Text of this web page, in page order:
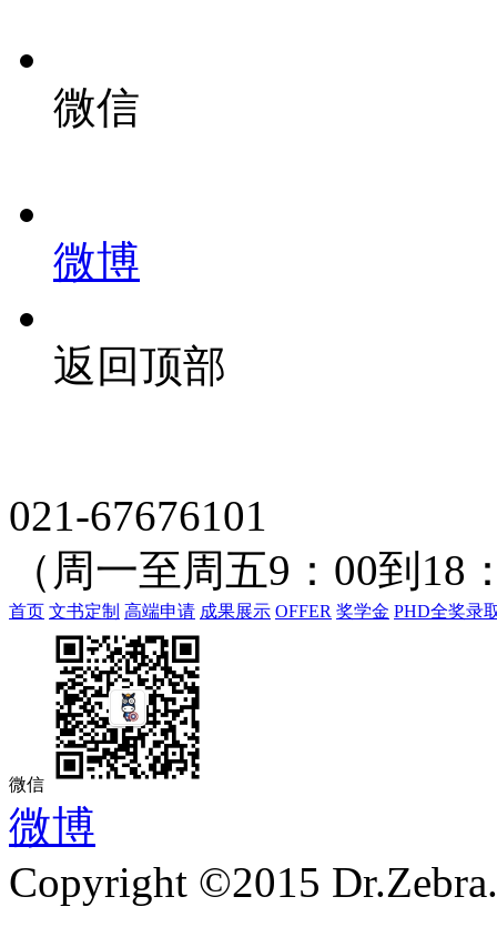
微信
微博
返回顶部
021-67676101
（周一至周五9：00到18
首页 文书定制 高端申请 成果展示 OFFER 奖学金 PHD全奖录
微信
微博
Copyright ©2015